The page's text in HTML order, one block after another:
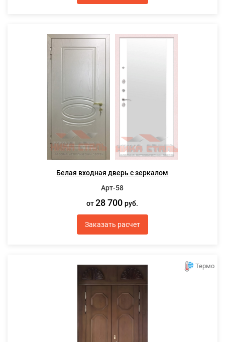
Белая входная дверь с зеркалом
Арт-58
от28 700руб.
Заказать расчет
Термо